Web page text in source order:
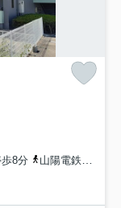
8分
山陽電鉄本線「山陽明石」駅 バス12分 「白水橋」 停歩7分